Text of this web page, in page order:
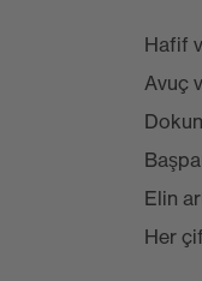
Hafif
Avuç
Elin
Her